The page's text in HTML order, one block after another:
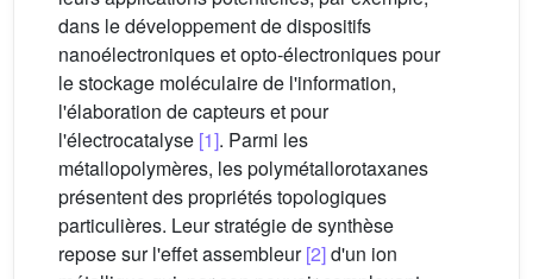
dans le développement de dispositifs
nanoélectroniques et opto-électroniques pour
le stockage moléculaire de l'information,
l'élaboration de capteurs et pour
l'électrocatalyse [1]. Parmi les
métallopolymères, les polymétallorotaxanes
présentent des propriétés topologiques
particulières. Leur stratégie de synthèse
repose sur l'effet assembleur[2]d'un ion